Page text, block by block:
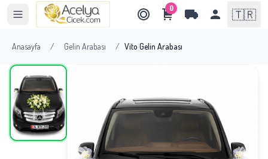
0 🇹🇷
Anasayfa / Gelin Arabası / Vito Gelin Arabası